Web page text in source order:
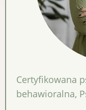
Certyfikowana
behawioralna,